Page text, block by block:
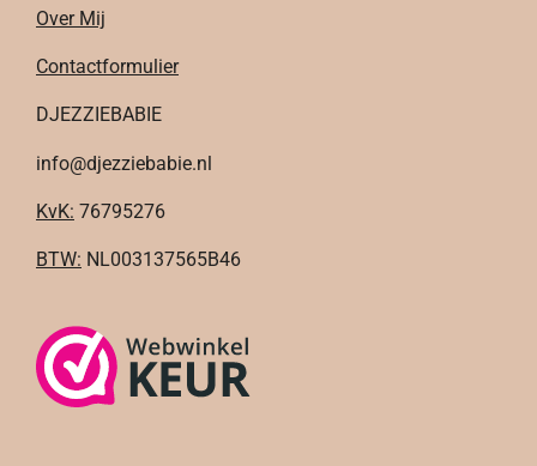
Over Mij
Contactformulier
DJEZZIEBABIE
info@djezziebabie.nl
KvK: 76795276
BTW: NL003137565B46